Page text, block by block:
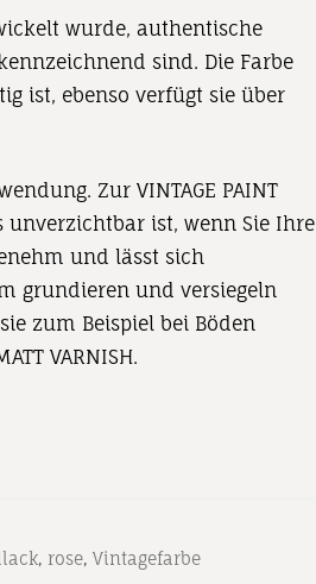
wurde, authentische
sind. Die Farbe
ist, ebenso verfügt sie über
Zur VINTAGE PAINT
unverzichtbar ist, wenn Sie Ihre
und lässt sich
grundieren und versiegeln
zum Beispiel bei Böden
VARNISH.
, rose, Vintagefarbe